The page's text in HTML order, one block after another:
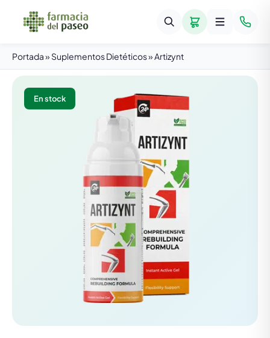
Portada» Suplementos Dietéticos»Artizynt
En stock